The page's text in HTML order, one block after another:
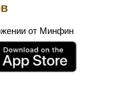
от Минфин